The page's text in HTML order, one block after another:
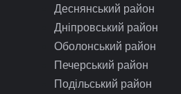
Деснянський район
Дніпровський район
Оболонський район
Печерський район
Подільський район